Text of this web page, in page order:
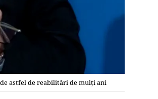
astfel de reabilitări de mulţi ani